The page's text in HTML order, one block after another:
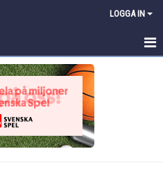
LOGGA IN